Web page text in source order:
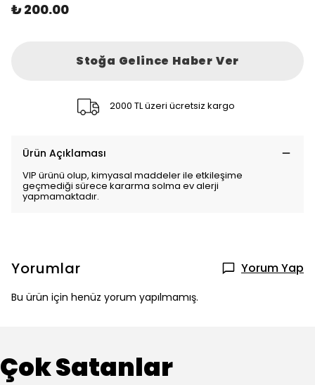
₺ 200.00
Stoğa Gelince Haber Ver
2000 TL üzeri ücretsiz kargo
Ürün Açıklaması
VIP ürünü olup, kimyasal maddeler ile etkileşime
geçmediği sürece kararma solma ev alerji
yapmamaktadır.
Yorumlar Yorum Yap
Bu ürün için henüz yorum yapılmamış.
Çok Satanlar